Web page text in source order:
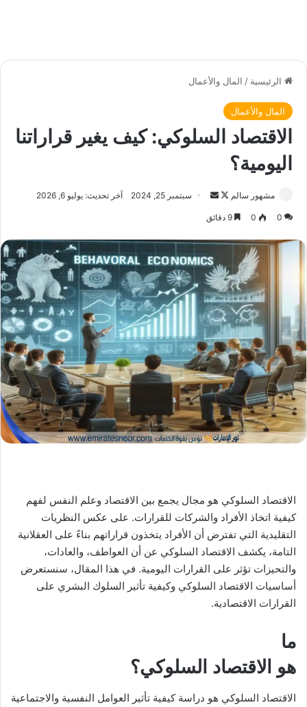
الرئيسية / المال والأعمال
المال والأعمال
الاقتصاد السلوكي: كيف يغير قراراتنا
اليومية؟
مشهور سالم
ت
ا
ع
ل
ى
X
ل
ب
ر
ي
د
إ
ل
ك
ت
ن
سبتمبر 25, 2024 آخر تحديث: يوليو 6, 2026
0
0
الاقتصاد السلوكي هو مجال يجمع بين الاقتصاد وعلم النفس لفهم
كيفية اتخاذ الأفراد والشركات للقرارات. على عكس النظريات
التقليدية التي تفترض أن الأفراد يتخذون قراراتهم بناءً على العقلانية
التامة، يكشف الاقتصاد السلوكي عن أن العواطف، والعادات،
والتحيزات تؤثر على القرارات اليومية. في هذا المقال، سنستعرض
أساسيات الاقتصاد السلوكي وكيفية تأثير السلوك البشري على
القرارات الاقتصادية.
ما
هو الاقتصاد السلوكي؟
الاقتصاد السلوكي هو دراسة كيفية تأثير العوامل النفسية والاجتماعية